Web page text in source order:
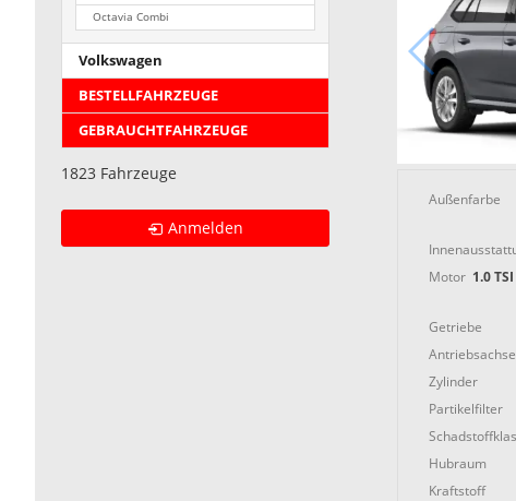
Außenfarbe
Motor 1.0
Getriebe
Antriebsachse
Zylinder
Partikelfilter
Hubraum
Kraftstoff
Octavia Combi
Volkswagen
BESTELLFAHRZEUGE
GEBRAUCHTFAHRZEUGE
1823 Fahrzeuge
Anmelden